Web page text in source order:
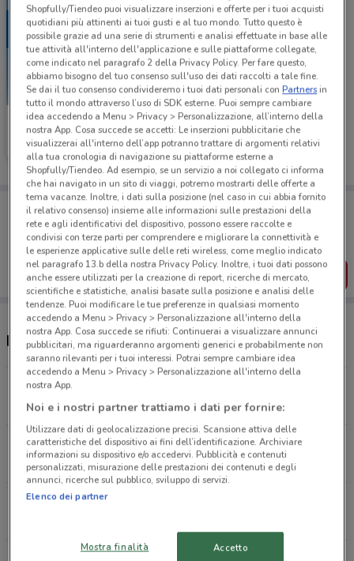
Mondadori Store
Scade il 23/08 379 m
Porta DoveConviene sempre con te!
Puoi trovare le migliori offerte dei negozi vicino a te,
salvarle e creare la tua lista del risparmio, comodamente
dal tuo cellulare.
SCARICA L’APP
Negozi Mondadori Store a Milano
Via Marghera, 41 Milano
379 m
APERTO
Via Ettore Ponti, 21 Milano
3.1 km
CHIUSO
Galleria Vittorio Emanuele II , 11-12 Milano
Shopfully/Tiendeo puoi visualizzare inserzioni e offerte per i tuoi acquisti
quotidiani più attinenti ai tuoi gusti e al tuo mondo. Tutto questo è
possibile grazie ad una serie di strumenti e analisi effettuate in base alle
tue attività all'interno dell'applicazione e sulle piattaforme collegate,
come indicato nel paragrafo 2 della Privacy Policy. Per fare questo,
abbiamo bisogno del tuo consenso sull'uso dei dati raccolti a tale fine.
Se dai il tuo consenso condivideremo i tuoi dati personali conPartnersin
tutto il mondo attraverso l’uso di SDK esterne. Puoi sempre cambiare
idea accedendo a Menu > Privacy > Personalizzazione, all’interno della
nostra App. Cosa succede se accetti: Le inserzioni pubblicitarie che
visualizzerai all'interno dell’app potranno trattare di argomenti relativi
alla tua cronologia di navigazione su piattaforme esterne a
Shopfully/Tiendeo. Ad esempio, se un servizio a noi collegato ci informa
che hai navigato in un sito di viaggi, potremo mostrarti delle offerte a
tema vacanze. Inoltre, i dati sulla posizione (nel caso in cui abbia fornito
il relativo consenso) insieme alle informazioni sulle prestazioni della
rete e agli identificativi del dispositivo, possono essere raccolte e
condivisi con terze parti per comprendere e migliorare la connettività e
le esperienze applicative sulle delle reti wireless, come meglio indicato
nel paragrafo 13.b della nostra Privacy Policy. Inoltre, i tuoi dati possono
anche essere utilizzati per la creazione di report, ricerche di mercato,
scientifiche e statistiche, analisi basate sulla posizione e analisi delle
tendenze. Puoi modificare le tue preferenze in qualsiasi momento
accedendo a Menu > Privacy > Personalizzazione all'interno della
nostra App. Cosa succede se rifiuti: Continuerai a visualizzare annunci
pubblicitari, ma riguarderanno argomenti generici e probabilmente non
saranno rilevanti per i tuoi interessi. Potrai sempre cambiare idea
accedendo a Menu > Privacy > Personalizzazione all'interno della
nostra App.
Noi e i nostri partner trattiamo i dati per fornire:
Utilizzare dati di geolocalizzazione precisi. Scansione attiva delle
caratteristiche del dispositivo ai fini dell’identificazione. Archiviare
informazioni su dispositivo e/o accedervi. Pubblicità e contenuti
personalizzati, misurazione delle prestazioni dei contenuti e degli
annunci, ricerche sul pubblico, sviluppo di servizi.
Elenco dei partner
Mostra finalità Accetto